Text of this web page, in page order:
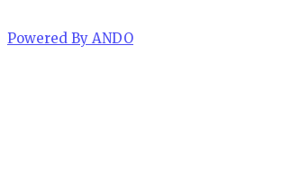
Powered By ANDO